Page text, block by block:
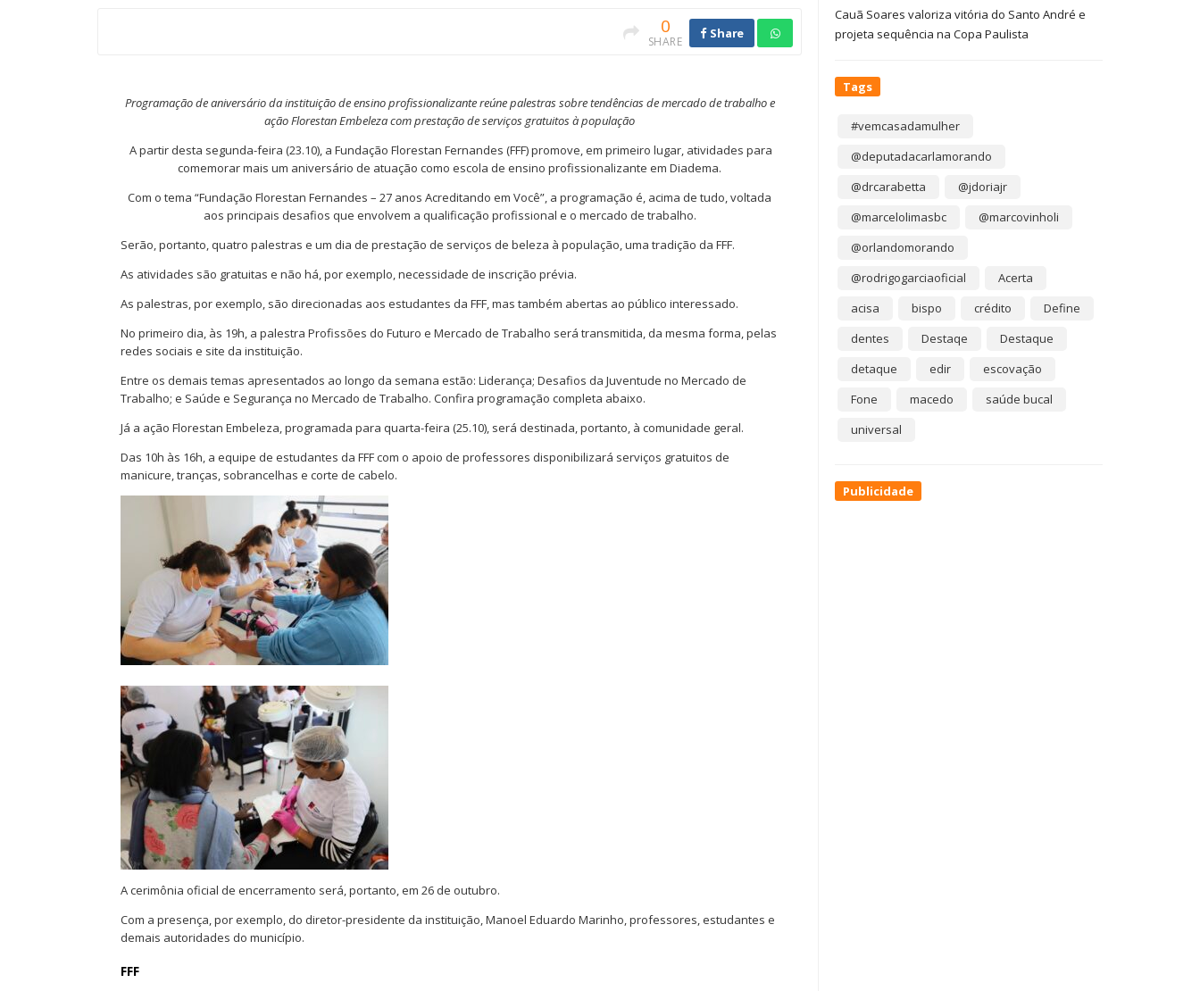
0
SHARE
Share
Programação de aniversário da instituição de ensino profissionalizante reúne palestras sobre tendências de mercado de trabalho e
ação Florestan Embeleza com prestação de serviços gratuitos à população
A partir desta segunda-feira (23.10), a Fundação Florestan Fernandes (FFF) promove, em primeiro lugar, atividades para
comemorar mais um aniversário de atuação como escola de ensino profissionalizante em Diadema.
Com o tema “Fundação Florestan Fernandes – 27 anos Acreditando em Você”, a programação é, acima de tudo, voltada
aos principais desafios que envolvem a qualificação profissional e o mercado de trabalho.
Serão, portanto, quatro palestras e um dia de prestação de serviços de beleza à população, uma tradição da FFF.
As atividades são gratuitas e não há, por exemplo, necessidade de inscrição prévia.
As palestras, por exemplo, são direcionadas aos estudantes da FFF, mas também abertas ao público interessado.
No primeiro dia, às 19h, a palestra Profissões do Futuro e Mercado de Trabalho será transmitida, da mesma forma, pelas
redes sociais e site da instituição.
Entre os demais temas apresentados ao longo da semana estão: Liderança; Desafios da Juventude no Mercado de
Trabalho; e Saúde e Segurança no Mercado de Trabalho. Confira programação completa abaixo.
Já a ação Florestan Embeleza, programada para quarta-feira (25.10), será destinada, portanto, à comunidade geral.
Das 10h às 16h, a equipe de estudantes da FFF com o apoio de professores disponibilizará serviços gratuitos de
manicure, tranças, sobrancelhas e corte de cabelo.
A cerimônia oficial de encerramento será, portanto, em 26 de outubro.
Com a presença, por exemplo, do diretor-presidente da instituição, Manoel Eduardo Marinho, professores, estudantes e
demais autoridades do município.
FFF
Cauã Soares valoriza vitória do Santo André e
projeta sequência na Copa Paulista
Tags
#vemcasadamulher
@deputadacarlamorando
@drcarabetta
@jdoriajr
@marcelolimasbc
@marcovinholi
@orlandomorando
@rodrigogarciaoficial
Acerta
acisa
bispo crédito
Define
dentes
Destaqe
Destaque
detaque
edir
escovação
Fone
macedo
saúde bucal
universal
Publicidade